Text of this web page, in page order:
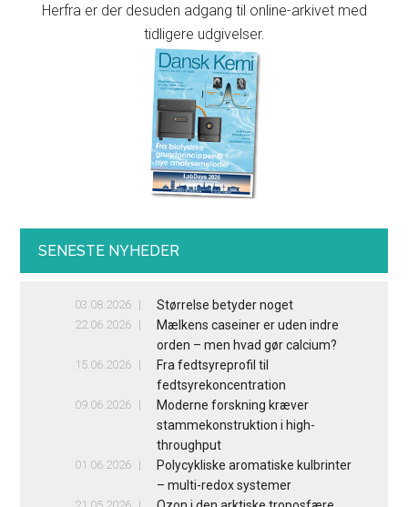
Herfra er der desuden adgang til online-arkivet med
tidligere udgivelser.
SENESTE NYHEDER
03.08.2026 Størrelse betyder noget
22.06.2026
Mælkens caseiner er uden indre
orden – men hvad gør calcium?
15.06.2026
Fra fedtsyreprofil til
fedtsyrekoncentration
09.06.2026
Moderne forskning kræver
stammekonstruktion i high-
throughput
01.06.2026
Polycykliske aromatiske kulbrinter
– multi-redox systemer